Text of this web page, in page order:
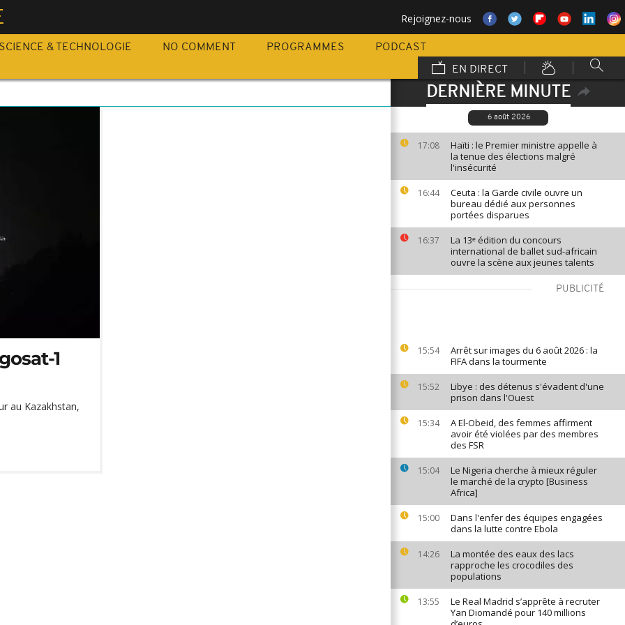
Rejoignez-nous
SCIENCE & TECHNOLOGIE NO COMMENT PROGRAMMES
PODCAST
EN DIRECT
DERNIÈRE MINUTE
6 août 2026
17:08
Haïti : le Premier ministre appelle à
la tenue des élections malgré
l'insécurité
16:44
Ceuta : la Garde civile ouvre un
bureau dédié aux personnes
portées disparues
16:37
La 13ᵉ édition du concours
international de ballet sud-africain
ouvre la scène aux jeunes talents
PUBLICITÉ
15:54
Arrêt sur images du 6 août 2026 : la
FIFA dans la tourmente
15:52
Libye : des détenus s'évadent d'une
prison dans l'Ouest
15:34
A El-Obeid, des femmes affirment
avoir été violées par des membres
des FSR
15:04
Le Nigeria cherche à mieux réguler
le marché de la crypto [Business
Africa]
15:00
Dans l'enfer des équipes engagées
dans la lutte contre Ebola
14:26
La montée des eaux des lacs
rapproche les crocodiles des
populations
13:55
Le Real Madrid s’apprête à recruter
Yan Diomandé pour 140 millions
1
au Kazakhstan,